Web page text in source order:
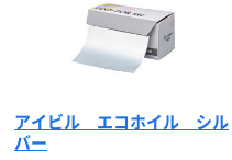
アイビル エコホイル シル
バー